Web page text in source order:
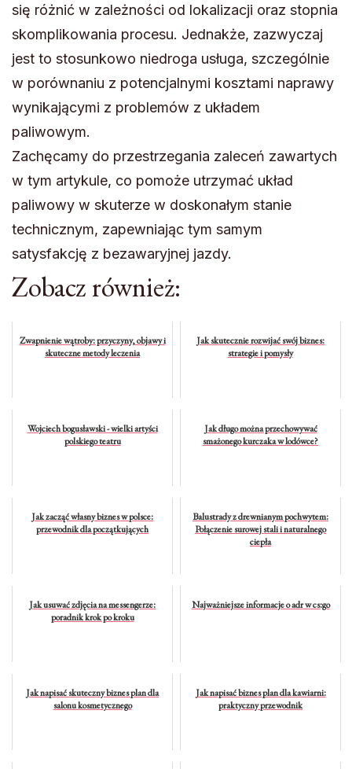
się różnić w zależności od lokalizacji oraz stopnia
skomplikowania procesu. Jednakże, zazwyczaj
jest to stosunkowo niedroga usługa, szczególnie
w porównaniu z potencjalnymi kosztami naprawy
wynikającymi z problemów z układem
paliwowym.
Zachęcamy do przestrzegania zaleceń zawartych
w tym artykule, co pomoże utrzymać układ
paliwowy w skuterze w doskonałym stanie
technicznym, zapewniając tym samym
satysfakcję z bezawaryjnej jazdy.
Zobacz również:
Zwapnienie wątroby: przyczyny, objawy i
skuteczne metody leczenia
Jak skutecznie rozwijać swój biznes:
strategie i pomysły
Wojciech bogusławski - wielki artyści
polskiego teatru
Jak długo można przechowywać
smażonego kurczaka w lodówce?
Jak zacząć własny biznes w polsce:
przewodnik dla początkujących
Balustrady z drewnianym pochwytem:
Połączenie surowej stali i naturalnego
ciepła
Jak usuwać zdjęcia na messengerze:
poradnik krok po kroku
Najważniejsze informacje o adr w cs:go
Jak napisać skuteczny biznes plan dla
salonu kosmetycznego
Jak napisać biznes plan dla kawiarni:
praktyczny przewodnik